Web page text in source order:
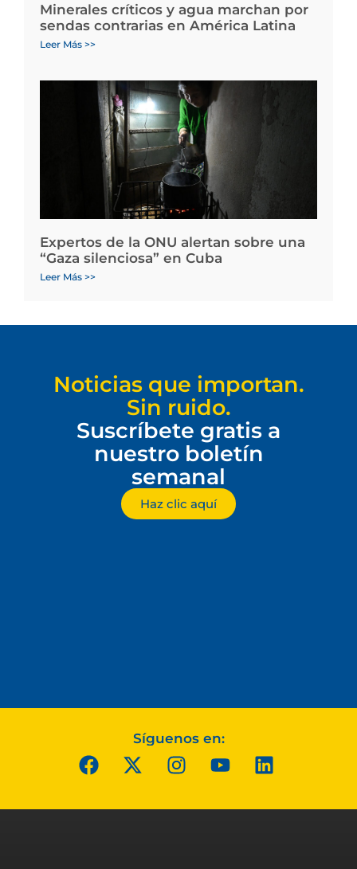
Minerales críticos y agua marchan por
sendas contrarias en América Latina
Leer Más >>
Expertos de la ONU alertan sobre una
“Gaza silenciosa” en Cuba
Leer Más >>
Noticias que importan.
Sin ruido.
Suscríbete gratis a
nuestro boletín
semanal
Haz clic aquí
Síguenos en: